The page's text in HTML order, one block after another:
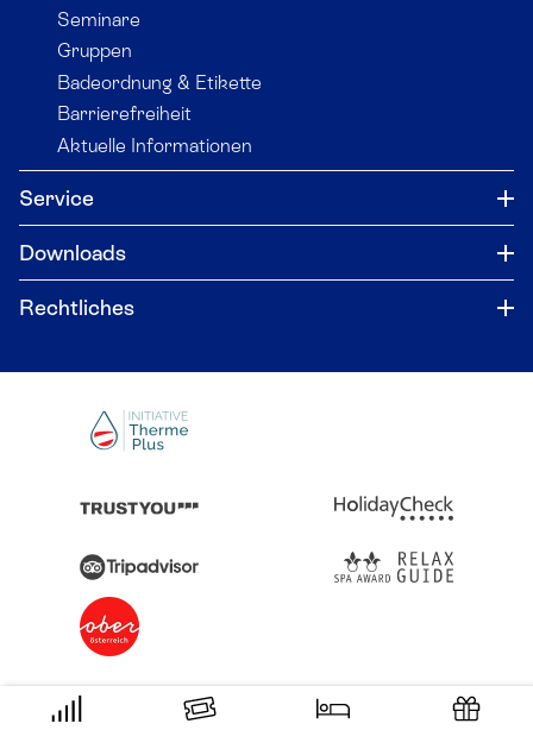
Seminare
Gruppen
Badeordnung & Etikette
Barrierefreiheit
Aktuelle Informationen
Service
Downloads
Rechtliches